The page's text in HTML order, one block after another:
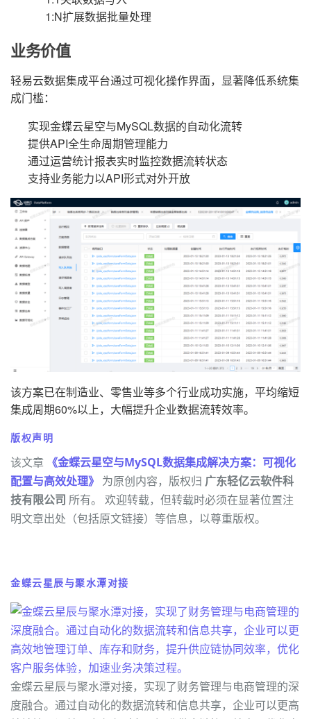
1:N扩展数据批量处理
业务价值
轻易云数据集成平台通过可视化操作界面，显著降低系统集
成门槛：
实现金蝶云星空与MySQL数据的自动化流转
提供API全生命周期管理能力
通过运营统计报表实时监控数据流转状态
支持业务能力以API形式对外开放
该方案已在制造业、零售业等多个行业成功实施，平均缩短
集成周期60%以上，大幅提升企业数据流转效率。
版权声明
该文章 《金蝶云星空与MySQL数据集成解决方案：可视化
配置与高效处理》 为原创内容，版权归 广东轻亿云软件科
技有限公司 所有。 欢迎转载，但转载时必须在显著位置注
明文章出处（包括原文链接）等信息，以尊重版权。
金蝶云星辰与聚水潭对接
金蝶云星辰与聚水潭对接，实现了财务管理与电商管理的深
度融合。通过自动化的数据流转和信息共享，企业可以更高